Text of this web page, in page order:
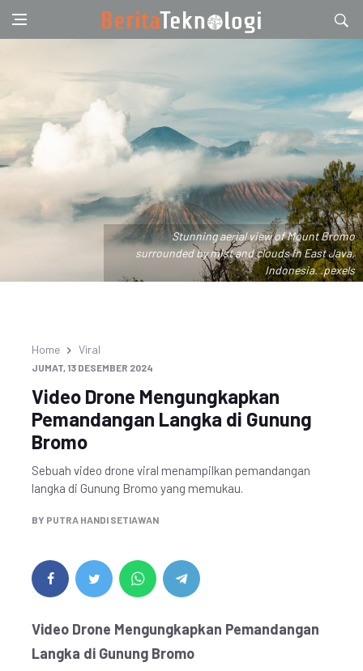
Stunning aerial view of Mount Bromo
surrounded by mist and clouds in East Java,
Indonesia. .pexels
Home Viral
JUMAT, 13 DESEMBER 2024
Video Drone Mengungkapkan
Pemandangan Langka di Gunung
Bromo
Sebuah video drone viral menampilkan pemandangan
langka di Gunung Bromo yang memukau.
BY PUTRA HANDI SETIAWAN
Video Drone Mengungkapkan Pemandangan
Langka di Gunung Bromo